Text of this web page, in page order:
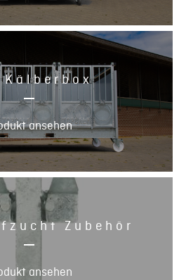
Kälberbox
ansehen
Zubehör
ansehen